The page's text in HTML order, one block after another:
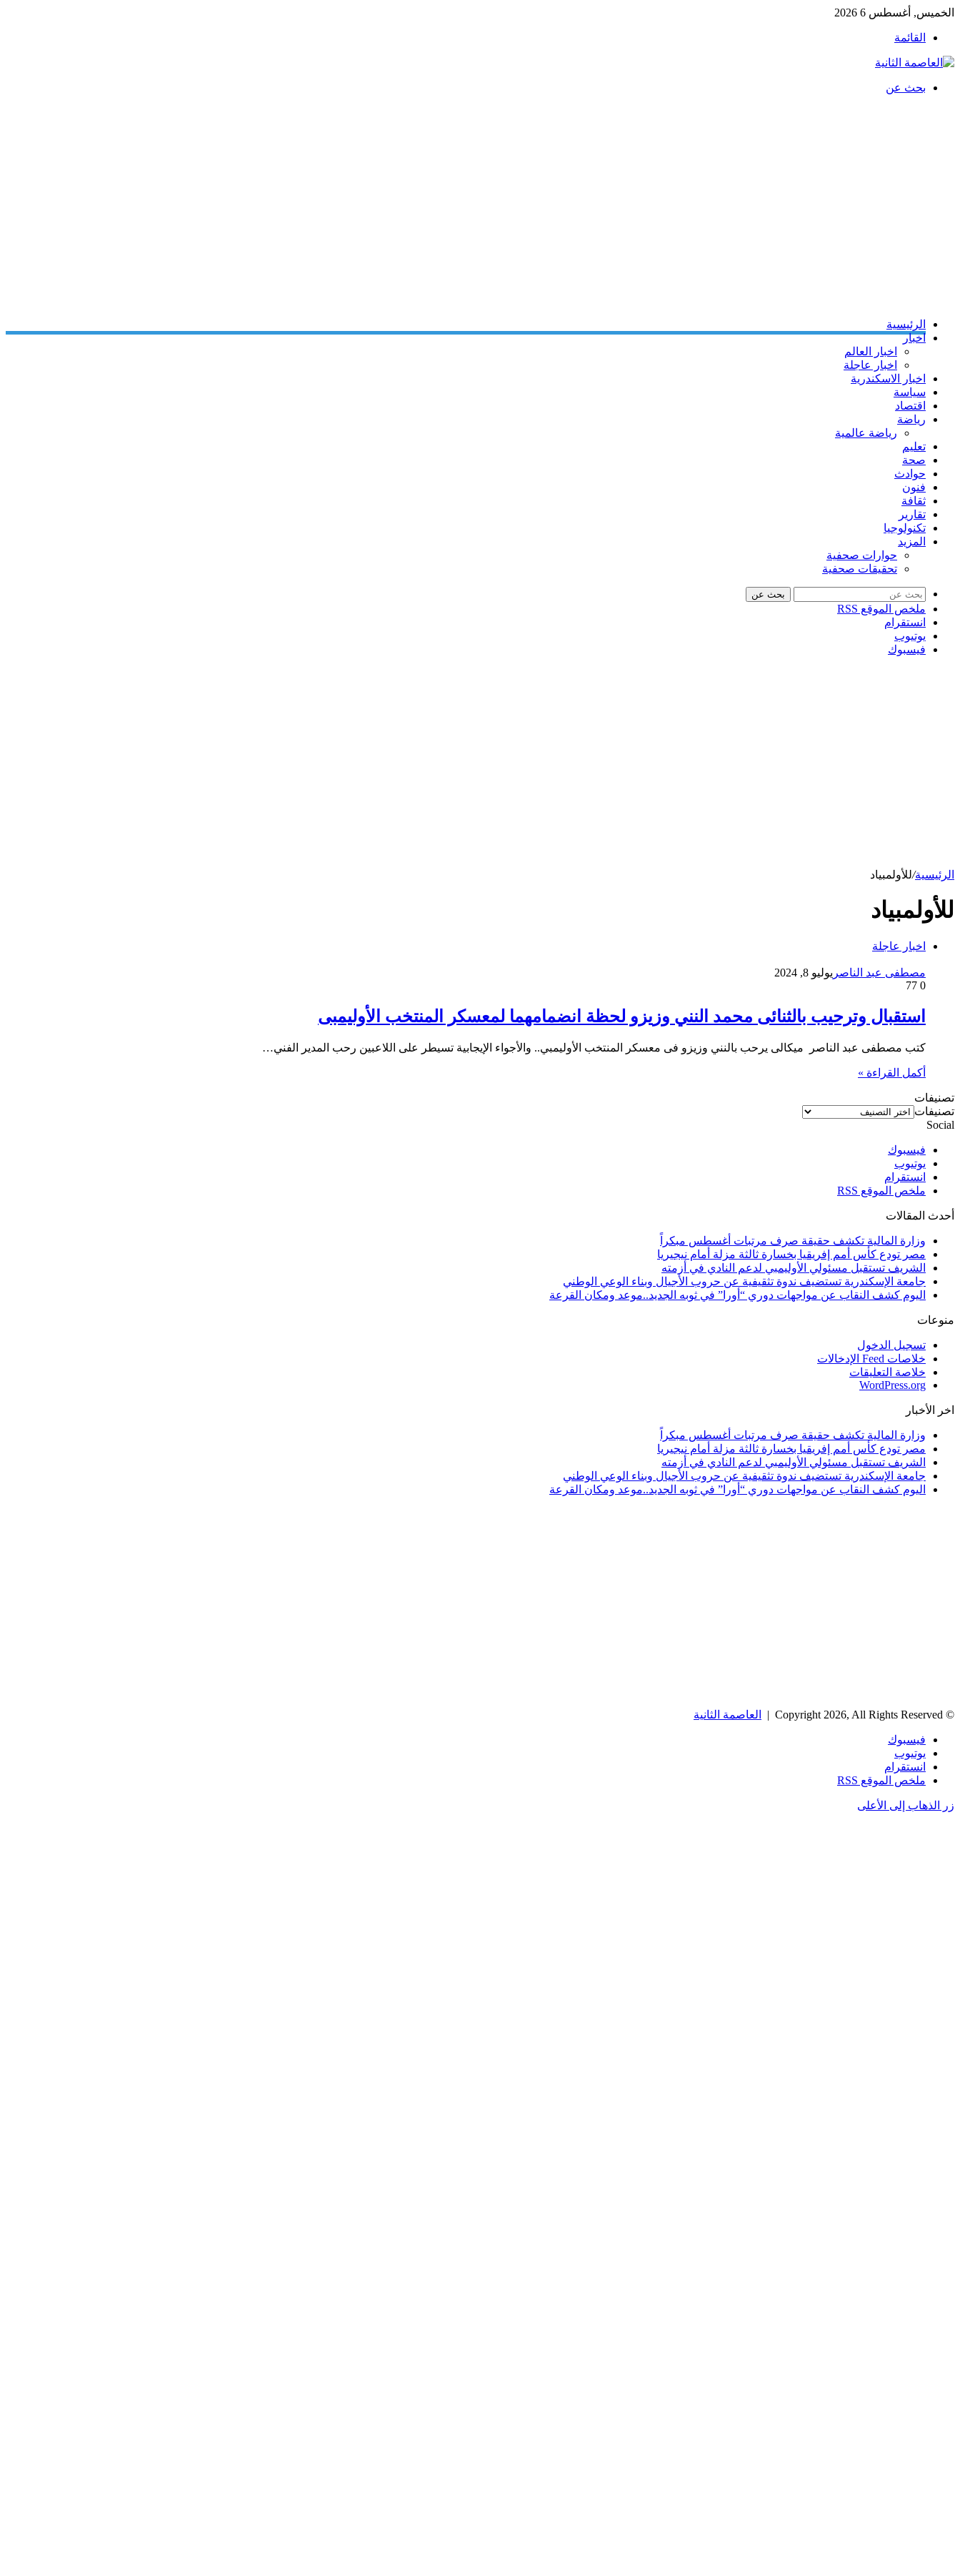
الخميس, أغسطس 6 2026
القائمة
بحث عن
الرئيسية
اخبار
اخبار العالم
اخبار عاجلة
اخبار الاسكندرية
سياسة
اقتصاد
رياضة
رياضة عالمية
تعليم
صحة
حوادث
فنون
ثقافة
تقارير
تكنولوجيا
المزيد
حوارات صحفية
تحقيقات صحفية
بحث عن
ملخص الموقع RSS
انستقرام
يوتيوب
فيسبوك
الرئيسية/للأولمبياد
للأولمبياد
اخبار عاجلة
مصطفى عبد الناصر يوليو 8, 2024
0
استقبال وترحيب بالثنائى محمد النني وزيزو لحظة انضمامهما لمعسكر المنتخب الأوليمبى
كتب مصطفى عبد الناصر ميكالى يرحب بالنني وزيزو فى معسكر المنتخب الأوليمبي.. والأجواء الإيجابية تسيطر على اللاعبين رحب المدير الفني…
أكمل القراءة »
تصنيفات
تصنيفات
Social
فيسبوك
يوتيوب
انستقرام
ملخص الموقع RSS
أحدث المقالات
وزارة المالية تكشف حقيقة صرف مرتبات أغسطس مبكراً
مصر تودع كأس أمم إفريقيا بخسارة ثالثة مزلة أمام نيجيريا
الشريف تستقبل مسئولي الأوليمبي لدعم النادي في أزمته
جامعة الإسكندرية تستضيف ندوة تثقيفية عن حروب الأجيال وبناء الوعي الوطني
اليوم كشف النقاب عن مواجهات دوري “أورا” في ثوبه الجديد..موعد ومكان القرعة
منوعات
تسجيل الدخول
خلاصات Feed الإدخالات
خلاصة التعليقات
WordPress.org
اخر الأخبار
وزارة المالية تكشف حقيقة صرف مرتبات أغسطس مبكراً
مصر تودع كأس أمم إفريقيا بخسارة ثالثة مزلة أمام نيجيريا
الشريف تستقبل مسئولي الأوليمبي لدعم النادي في أزمته
جامعة الإسكندرية تستضيف ندوة تثقيفية عن حروب الأجيال وبناء الوعي الوطني
اليوم كشف النقاب عن مواجهات دوري “أورا” في ثوبه الجديد..موعد ومكان القرعة
© Copyright 2026, All Rights Reserved | العاصمة الثانية
فيسبوك
يوتيوب
انستقرام
ملخص الموقع RSS
زر الذهاب إلى الأعلى